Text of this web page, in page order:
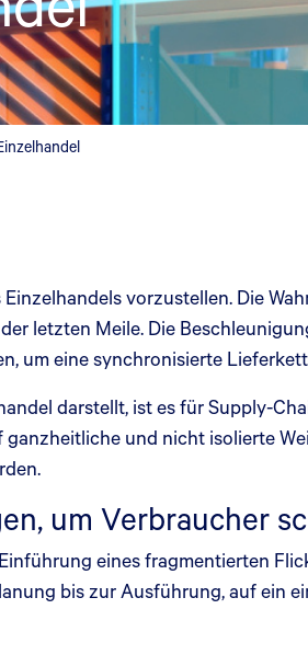
vorzustellen. Die
letzten Meile. Die
um eine synchronisierte
darstellt, ist es für Supply-
und nicht isolierte
um Verbraucher
eines fragmentierten
bis zur Ausführung, auf ein